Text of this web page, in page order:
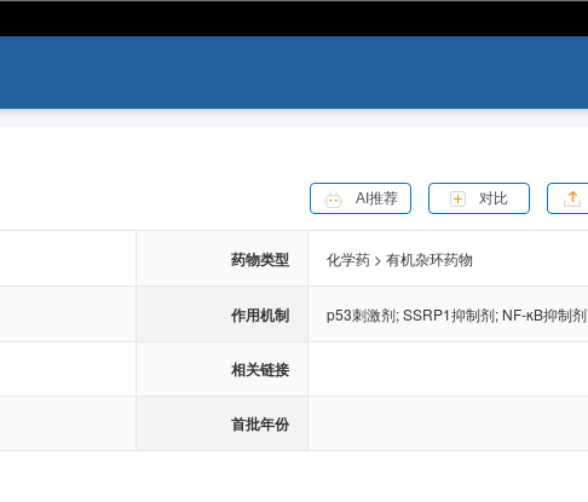
AI推荐 对比
药物类型 化学药 > 有机杂环药物
作用机制 p53刺激剂;SSRP1抑制剂; NF-κB抑制剂
相关链接
首批年份